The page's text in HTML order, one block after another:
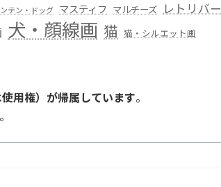
テン・ドッグ マスティフ マルチーズ レトリバー
犬・顔線画 猫 猫・シルエット画
用権）が帰属しています。